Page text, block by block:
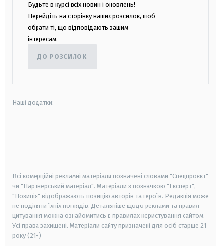
Будьте в курсі всіх новин і оновлень!
Перейдіть на сторінку наших розсилок, щоб
обрати ті, що відповідають вашим
інтересам.
ДО РОЗСИЛОК
Наші додатки:
Всі комерційні рекламні матеріали позначені словами "Спецпроєкт"
чи "Партнерський матеріал". Матеріали з позначкою "Експерт",
"Позиція" відображають позицію авторів та героїв. Редакція може
не поділяти їхніх поглядів. Детальніше щодо реклами та правил
цитування можна ознайомитись в правилах користування сайтом.
Усі права захищені. Матеріали сайту призначені для осіб старше 21
року (21+)